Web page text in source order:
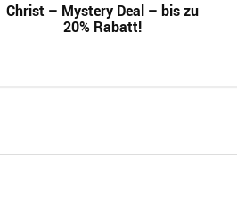
Christ – Mystery Deal – bis zu
20% Rabatt!